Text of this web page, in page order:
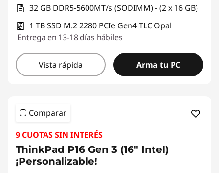
32 GB DDR5-5600MT/s (SODIMM) - (2 x 16 GB)
1 TB SSD M.2 2280 PCIe Gen4 TLC Opal
Entrega en 13-18 días hábiles
Vista rápida Arma tu PC
Comparar
9 CUOTAS SIN INTERÉS
ThinkPad P16 Gen 3 (16" Intel)
¡Personalizable!